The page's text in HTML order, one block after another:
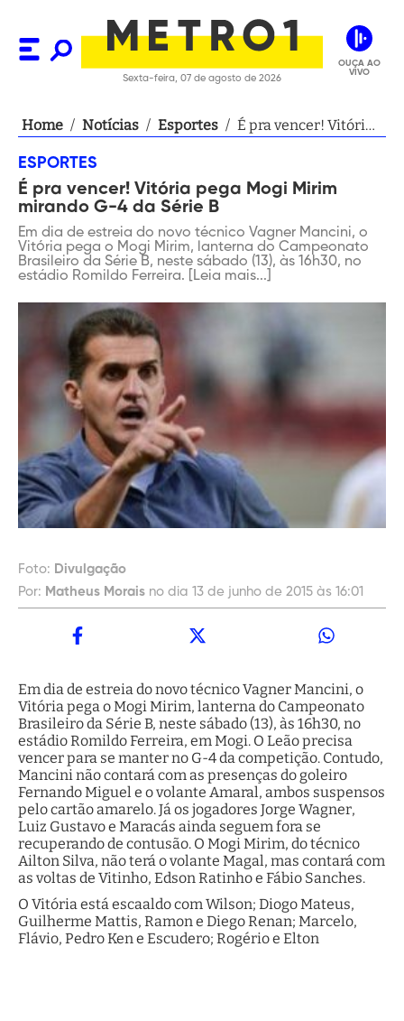
Sexta-feira, 07 de agosto de 2026
OUÇA AO
VIVO
Home / Notícias / Esportes / É pra vencer! Vitória
B
ESPORTES
É pra vencer! Vitória pega Mogi Mirim
mirando G-4 da Série B
Em dia de estreia do novo técnico Vagner Mancini, o
Vitória pega o Mogi Mirim, lanterna do Campeonato
Brasileiro da Série B, neste sábado (13), às 16h30, no
estádio Romildo Ferreira. [Leia mais...]
Foto: Divulgação
Por: Matheus Morais no dia 13 de junho de 2015 às 16:01
Em dia de estreia do novo técnico Vagner Mancini, o
Vitória pega o Mogi Mirim, lanterna do Campeonato
Brasileiro da Série B, neste sábado (13), às 16h30, no
estádio Romildo Ferreira, em Mogi. O Leão precisa
vencer para se manter no G-4 da competição. Contudo,
Mancini não contará com as presenças do goleiro
Fernando Miguel e o volante Amaral, ambos suspensos
pelo cartão amarelo. Já os jogadores Jorge Wagner,
Luiz Gustavo e Maracás ainda seguem fora se
recuperando de contusão. O Mogi Mirim, do técnico
Ailton Silva, não terá o volante Magal, mas contará com
as voltas de Vitinho, Edson Ratinho e Fábio Sanches.
O Vitória está escaaldo com Wilson; Diogo Mateus,
Guilherme Mattis, Ramon e Diego Renan; Marcelo,
Flávio, Pedro Ken e Escudero; Rogério e Elton